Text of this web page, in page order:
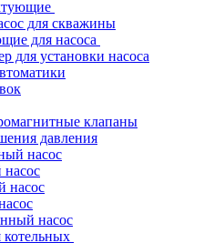
для скважины
для насоса
для установки насоса
клапаны
давления
насос
насос
насос
котельных